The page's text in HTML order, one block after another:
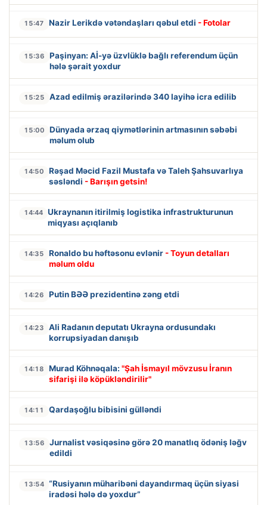
15:47 Nazir Lerikdə vətəndaşları qəbul etdi - Fotolar
15:36
Paşinyan: Aİ-yə üzvlüklə bağlı referendum üçün
hələ şərait yoxdur
15:25 Azad edilmiş ərazilərində 340 layihə icra edilib
15:00
Dünyada ərzaq qiymətlərinin artmasının səbəbi
məlum olub
14:50
Rəşad Məcid Fazil Mustafa və Taleh Şahsuvarlıya
səsləndi - Barışın getsin!
14:44 Ukraynanın itirilmiş logistika infrastrukturunun
miqyası açıqlanıb
14:35 Ronaldo bu həftəsonu evlənir - Toyun detalları
məlum oldu
14:26 Putin BƏƏ prezidentinə zəng etdi
14:23
Ali Radanın deputatı Ukrayna ordusundakı
korrupsiyadan danışıb
14:18 Murad Köhnəqala: "Şah İsmayıl mövzusu İranın
sifarişi ilə köpükləndirilir"
14:11 Qardaşoğlu bibisini gülləndi
13:56
Jurnalist vəsiqəsinə görə 20 manatlıq ödəniş ləğv
edildi
13:54 “Rusiyanın müharibəni dayandırmaq üçün siyasi
iradəsi hələ də yoxdur”